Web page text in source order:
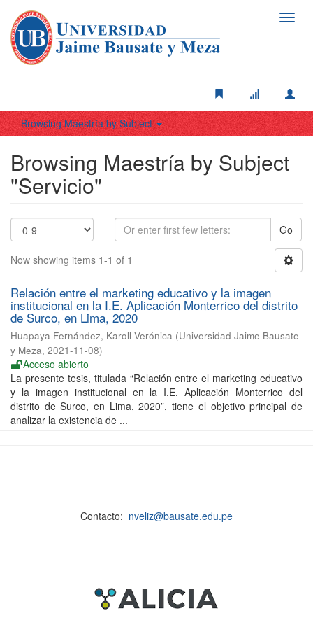
Browsing Maestría by Subject
Browsing Maestría by Subject
"Servicio"
Go
Now showing items 1-1 of 1
Relación entre el marketing educativo y la imagen
institucional en la I.E. Aplicación Monterrico del distrito
de Surco, en Lima, 2020
Huapaya Fernández, Karoll Verónica (Universidad Jaime Bausate
y Meza, 2021-11-08)
Acceso abierto
La presente tesis, titulada “Relación entre el marketing educativo
y la imagen institucional en la I.E. Aplicación Monterrico del
distrito de Surco, en Lima, 2020”, tiene el objetivo principal de
analizar la existencia de ...
Contacto: nveliz@bausate.edu.pe